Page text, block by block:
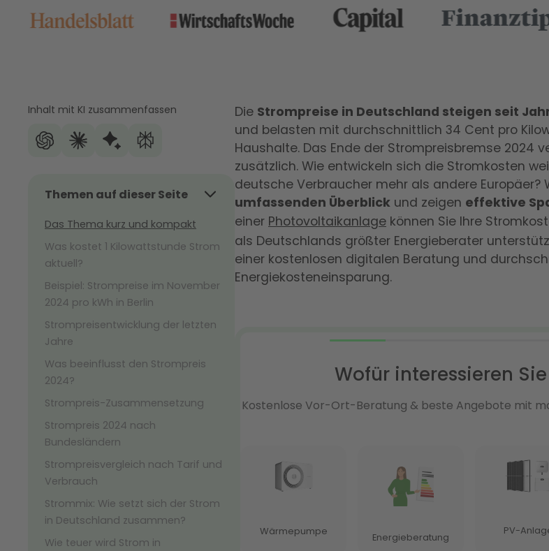
Inhalt mit KI zusammenfassen
Themen auf dieser Seite
Das Thema kurz und kompakt
Was kostet 1 Kilowattstunde Strom
aktuell?
Beispiel: Strompreise im November
2024 pro kWh in Berlin
Strompreisentwicklung der letzten
Jahre
Was beeinflusst den Strompreis
2024?
Strompreis-Zusammensetzung
Strompreis 2024 nach
Bundesländern
Strompreisvergleich nach Tarif und
Verbrauch
Strommix: Wie setzt sich der Strom
in Deutschland zusammen?
Wie teuer wird Strom in
Die Strompreise in Deutschland steigen seit
und belasten mit durchschnittlich 34 Cent pro
Haushalte. Das Ende der Strompreisbremse 2024
zusätzlich. Wie entwickeln sich die Stromkosten
deutsche Verbraucher mehr als andere Europäer?
umfassenden Überblick und zeigen effektive
einer Photovoltaikanlage können Sie Ihre
als Deutschlands größter Energieberater
einer kostenlosen digitalen Beratung und
Energiekosteneinsparung.